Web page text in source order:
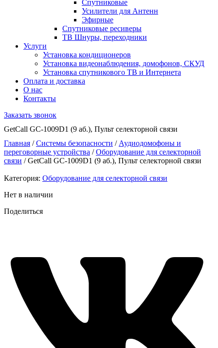
Спутниковые
Усилители для Антенн
Эфирные
Спутниковые ресиверы
ТВ Шнуры, переходники
Услуги
Установка кондиционеров
Установка видеонаблюдения, домофонов, СКУД
Установка спутникового ТВ и Интернета
Оплата и доставка
О нас
Контакты
Заказать звонок
GetCall GC-1009D1 (9 аб.), Пульт селекторной связи
Главная /Системы безопасности / Аудиодомофоны и
переговорные устройства /Оборудование для селекторной
связи / GetCall GC-1009D1 (9 аб.), Пульт селекторной связи
Категория: Оборудование для селекторной связи
Нет в наличии
Поделиться